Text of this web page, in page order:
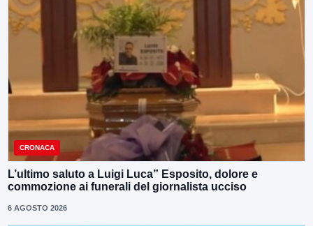
CRONACA
L’ultimo saluto a Luigi Luca” Esposito, dolore e
commozione ai funerali del giornalista ucciso
6 AGOSTO 2026